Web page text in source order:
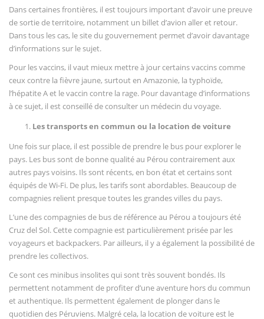
Dans certaines frontières, il est toujours important d’avoir une preuve
de sortie de territoire, notamment un billet d’avion aller et retour.
Dans tous les cas, le site du gouvernement permet d’avoir davantage
d’informations sur le sujet.
Pour les vaccins, il vaut mieux mettre à jour certains vaccins comme
ceux contre la fièvre jaune, surtout en Amazonie, la typhoïde,
l’hépatite A et le vaccin contre la rage. Pour davantage d’informations
à ce sujet, il est conseillé de consulter un médecin du voyage.
Les transports en commun ou la location de voiture
Une fois sur place, il est possible de prendre le bus pour explorer le
pays. Les bus sont de bonne qualité au Pérou contrairement aux
autres pays voisins. Ils sont récents, en bon état et certains sont
équipés de Wi-Fi. De plus, les tarifs sont abordables. Beaucoup de
compagnies relient presque toutes les grandes villes du pays.
L’une des compagnies de bus de référence au Pérou a toujours été
Cruz del Sol. Cette compagnie est particulièrement prisée par les
voyageurs et backpackers. Par ailleurs, il y a également la possibilité de
prendre les collectivos.
Ce sont ces minibus insolites qui sont très souvent bondés. Ils
permettent notamment de profiter d’une aventure hors du commun
et authentique. Ils permettent également de plonger dans le
quotidien des Péruviens. Malgré cela, la location de voiture est le